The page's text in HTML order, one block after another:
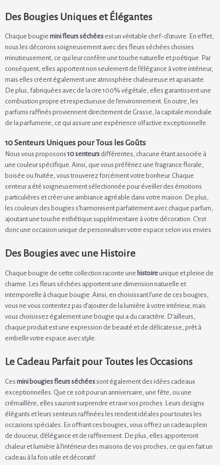
Des Bougies Uniques et Élégantes
Chaque bougie mini fleurs séchées est un véritable chef-d’œuvre. En effet,
nous les décorons soigneusement avec des fleurs séchées choisies
minutieusement, ce qui leur confère une touche naturelle et poétique. Par
conséquent, elles apportent non seulement de l’élégance à votre intérieur,
mais elles créent également une atmosphère chaleureuse et apaisante.
De plus, fabriquées avec de la cire 100% végétale, elles garantissent une
combustion propre et respectueuse de l’environnement. En outre, les
parfums raffinés proviennent directement de Grasse, la capitale mondiale
de la parfumerie, ce qui assure une expérience olfactive exceptionnelle.
10 Senteurs Uniques pour Tous les Goûts
Nous vous proposons10 senteurs différentes, chacune étant associée à
une couleur spécifique. Ainsi, que vous préfériez une fragrance florale,
boisée ou fruitée, vous trouverez forcément votre bonheur. Chaque
senteur a été soigneusement sélectionnée pour éveiller des émotions
particulières et créer une ambiance agréable dans votre maison. De plus,
les couleurs des bougies s’harmonisent parfaitement avec chaque parfum,
ajoutant une touche esthétique supplémentaire à votre décoration. C’est
donc une occasion unique de personnaliser votre espace selon vos envies.
Des Bougies avec une Histoire
Chaque bougie de cette collection raconte une histoireunique et pleine de
charme. Les fleurs séchées apportent une dimension naturelle et
intemporelle à chaque bougie. Ainsi, en choisissant l’une de ces bougies,
vous ne vous contentez pas d’ajouter de la lumière à votre intérieur, mais
vous choisissez également une bougie qui a du caractère. D’ailleurs,
chaque produit est une expression de beauté et de délicatesse, prêt à
embellir votre espace avec style.
Le Cadeau Parfait pour Toutes les Occasions
Ces mini bougies fleurs séchées sont également des idées cadeaux
exceptionnelles. Que ce soit pour un anniversaire, une fête, ou une
crémaillère, elles sauront surprendre et ravir vos proches. Leurs designs
élégants et leurs senteurs raffinées les rendent idéales pour toutes les
occasions spéciales. En offrant ces bougies, vous offrez un cadeau plein
de douceur, d’élégance et de raffinement. De plus, elles apporteront
chaleur et lumière à l’intérieur des maisons de vos proches, ce qui en fait un
cadeau à la fois utile et décoratif.